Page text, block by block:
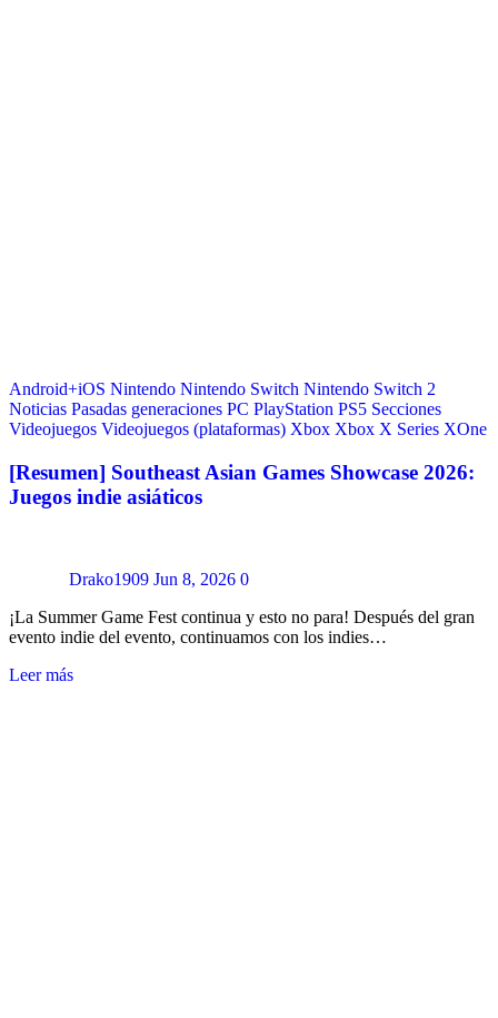
Android+iOS Nintendo Nintendo Switch Nintendo Switch 2
Noticias Pasadas generaciones PC PlayStation PS5 Secciones
Videojuegos Videojuegos (plataformas) Xbox Xbox X Series XOne
[Resumen] Southeast Asian Games Showcase 2026:
Juegos indie asiáticos
Drako1909 Jun 8, 2026 0
¡La Summer Game Fest continua y esto no para! Después del gran
evento indie del evento, continuamos con los indies…
Leer más